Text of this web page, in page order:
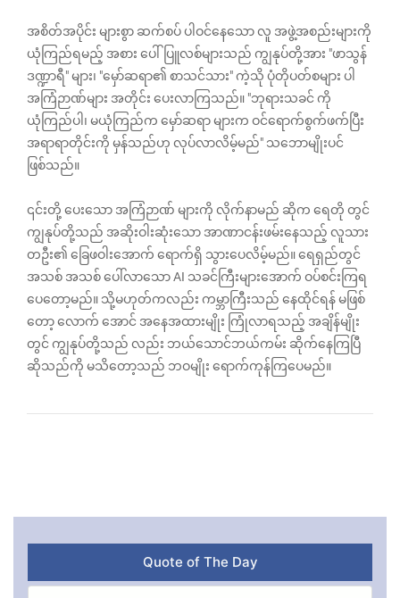
အစိတ်အပိုင်း များစွာ ဆက်စပ် ပါဝင်နေသော လူ အဖွဲ့အစည်းများကို
ယုံကြည်ရမည့် အစား ပေါ်ပြူလစ်များသည် ကျွနုပ်တို့အား "ဖာသွန်
ဒဏ္ဍာရီ" များ၊ "မှော်ဆရာ၏ စာသင်သား" ကဲ့သို ပုံတိုပတ်စများ ပါ
အကြံဉာဏ်များ အတိုင်း ပေးလာကြသည်။ "ဘုရားသခင် ကို
ယုံကြည်ပါ၊ မယုံကြည်က မှော်ဆရာ များက ဝင်ရောက်စွက်ဖက်ပြီး
အရာရာတိုင်းကို မှန်သည်ဟု လုပ်လာလိမ့်မည်" သဘောမျိုးပင်
ဖြစ်သည်။
၎င်းတို့ ပေးသော အကြံဉာဏ် များကို လိုက်နာမည် ဆိုက ရေတို တွင်
ကျွနုပ်တို့သည် အဆိုးဝါးဆုံးသော အာဏာငန်းဖမ်းနေသည့် ‌လူသား
တဦး၏ ခြေဖဝါးအောက် ရောက်ရှိ သွားပေလိမ့်မည်။ ရေရှည်တွင်
အသစ် အသစ် ပေါ်လာသော AI သခင်ကြီးများအောက် ဝပ်စင်းကြရ
ပေတော့မည်။ သို့မဟုတ်ကလည်း ကမ္ဘာကြီးသည် နေထိုင်ရန် မဖြစ်
တော့ လောက် အောင် အနေအထားမျိုး ကြုံလာရသည့် အချိန်မျိုး
တွင် ကျွနုပ်တို့သည် လည်း ဘယ်သောင်ဘယ်ကမ်း ဆိုက်နေကြပြီ
ဆိုသည်ကို မသိတော့သည် ဘဝမျိုး ရောက်ကုန်ကြပေမည်။
Quote of The Day